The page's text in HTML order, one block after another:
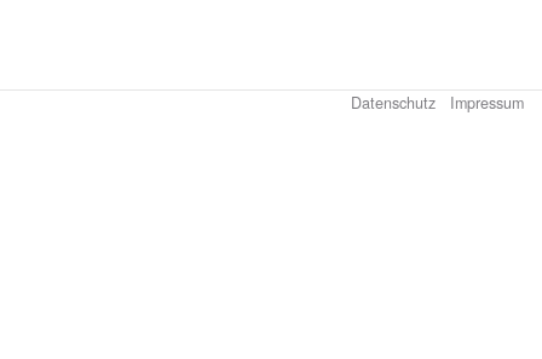
Impressum
Datenschutz